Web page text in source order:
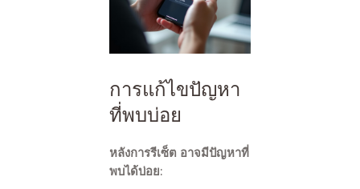
การแก้ไขปัญหา
ที่พบบ่อย
หลังการรีเซ็ต อาจมีปัญหาที่
พบได้บ่อย: